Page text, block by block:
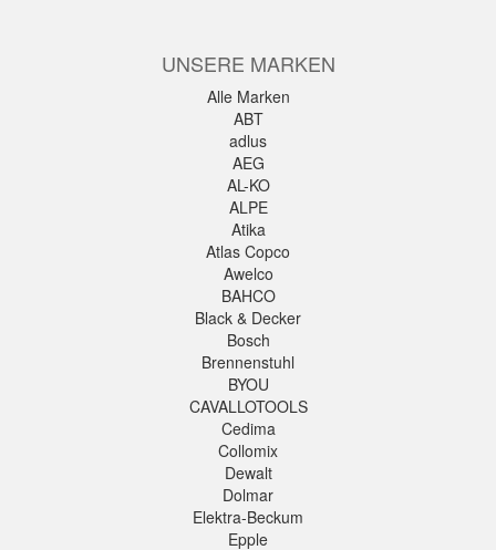
UNSERE MARKEN
Alle Marken
ABT
adlus
AEG
AL-KO
ALPE
Atika
Atlas Copco
Awelco
BAHCO
Black & Decker
Bosch
Brennenstuhl
BYOU
CAVALLOTOOLS
Cedima
Collomix
Dewalt
Dolmar
Elektra-Beckum
Epple